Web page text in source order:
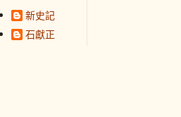
新史記
石獻正